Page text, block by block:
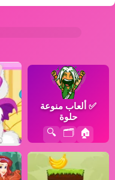
✅ ألعاب منوعة
حلوة
🏠
🗂️
🔍